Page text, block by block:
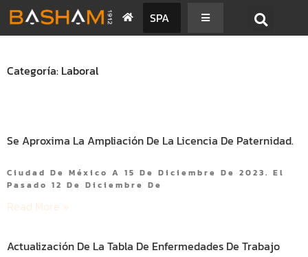
SPA
Categoría: Laboral
Se Aproxima La Ampliación De La Licencia De Paternidad.
Ciudad De México A 15 De Diciembre De 2023. El
Pasado 12 De Diciembre De
Read More »
Actualización De La Tabla De Enfermedades De Trabajo